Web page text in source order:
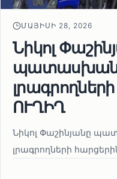
ՄԱՅԻՍԻ 28, 2026
Նիկոլ
ՈՒՂԻՂ
Նիկոլ Փաշինյանը
լրագրողների